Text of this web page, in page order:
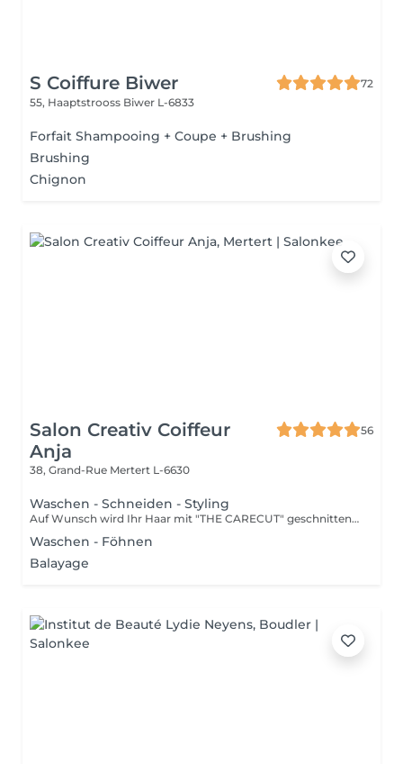
S Coiffure Biwer
72
55, Haaptstrooss Biwer L-6833
Forfait Shampooing + Coupe + Brushing
Brushing
Chignon
Salon Creativ Coiffeur
Anja
56
38, Grand-Rue Mertert L-6630
Waschen - Schneiden - Styling
Auf Wunsch wird Ihr Haar mit "THE CARECUT" geschnitten, Aufpreis: +10€ Informationsvideo "THE CARECUT" oben Video anklicken
Waschen - Föhnen
Balayage